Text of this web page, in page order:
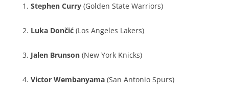
Stephen Curry (Golden State Warriors)
Luka Dončić (Los Angeles Lakers)
Jalen Brunson (New York Knicks)
Victor Wembanyama (San Antonio Spurs)